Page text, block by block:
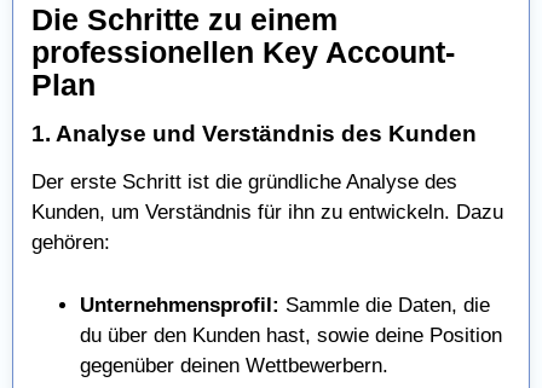
Die Schritte zu einem
professionellen Key Account-
Plan
1. Analyse und Verständnis des Kunden
Der erste Schritt ist die gründliche Analyse des
Kunden, um Verständnis für ihn zu entwickeln. Dazu
gehören:
Unternehmensprofil: Sammle die Daten, die
du über den Kunden hast, sowie deine Position
gegenüber deinen Wettbewerbern.